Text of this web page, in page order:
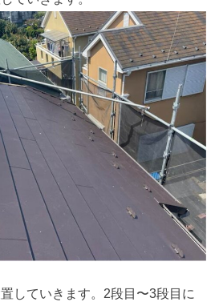
していきます。2段目〜3段目に